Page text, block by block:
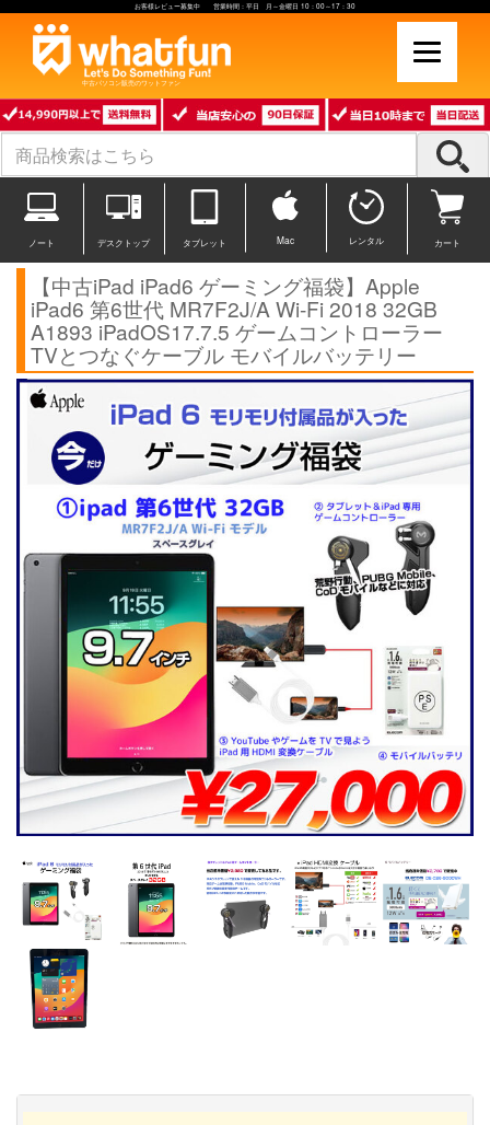
お客様レビュー募集中 営業時間：平日 月～金曜日 10：00～17：30
中古パソコン販売のワットファン
ノート デスクトップ タブレット Mac レンタル カート
【中古iPad iPad6 ゲーミング福袋】Apple
iPad6 第6世代 MR7F2J/A Wi-Fi 2018 32GB
A1893 iPadOS17.7.5 ゲームコントローラー
TVとつなぐケーブル モバイルバッテリー